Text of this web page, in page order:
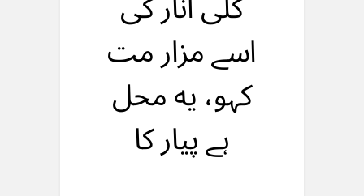
اسے مزار مت
کہو، یه محل
ہے پیار کا